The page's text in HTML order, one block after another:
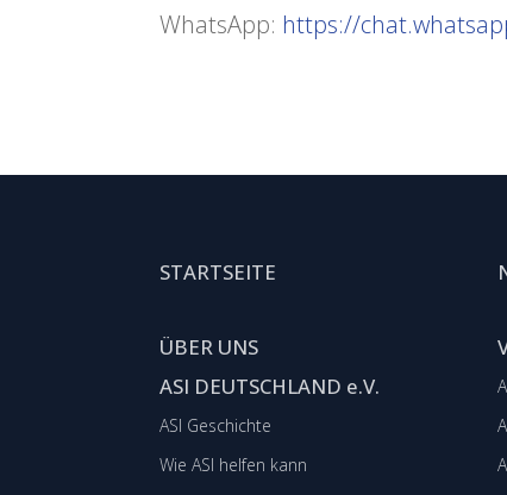
WhatsApp: https://
STARTSEITE
ÜBER UNS
ASI DEUTSCHLAND e.V.
ASI Geschichte
Wie ASI helfen kann